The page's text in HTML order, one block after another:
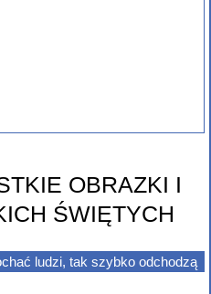
OBRAZKI I
ŚWIĘTYCH
ludzi, tak szybko odchodzą